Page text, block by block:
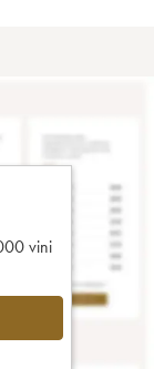
vini